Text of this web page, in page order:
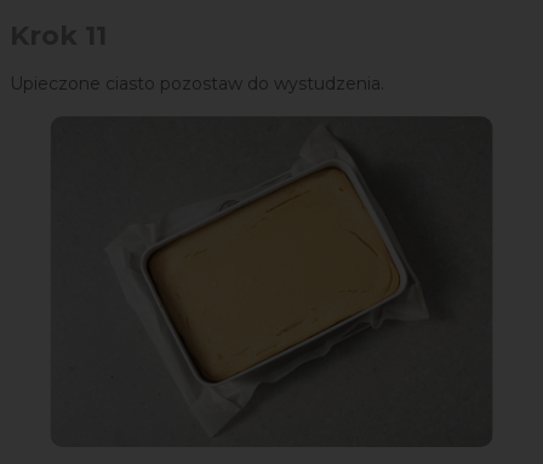
Upieczone ciasto pozostaw do wystudzenia.